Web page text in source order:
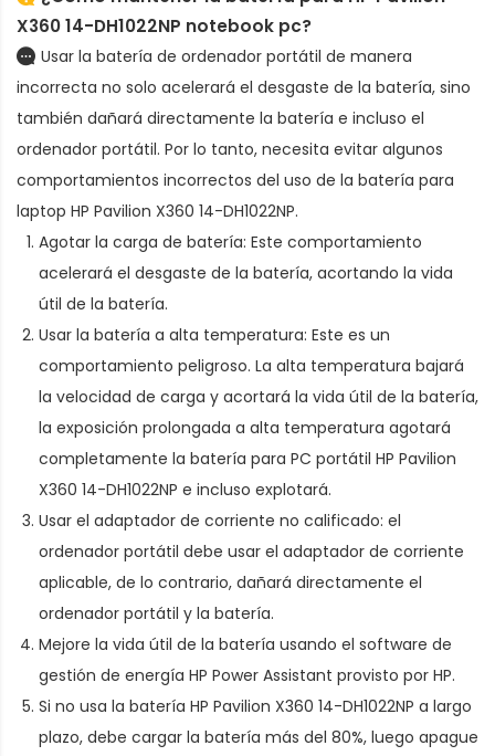
X360 14-DH1022NP notebook pc?
Usar la batería de ordenador portátil de manera
incorrecta no solo acelerará el desgaste de la batería, sino
también dañará directamente la batería e incluso el
ordenador portátil. Por lo tanto, necesita evitar algunos
comportamientos incorrectos del uso de la batería para
laptop HP Pavilion X360 14-DH1022NP.
Agotar la carga de batería: Este comportamiento
acelerará el desgaste de la batería, acortando la vida
útil de la batería.
Usar la batería a alta temperatura: Este es un
comportamiento peligroso. La alta temperatura bajará
la velocidad de carga y acortará la vida útil de la batería,
la exposición prolongada a alta temperatura agotará
completamente la batería para PC portátil HP Pavilion
X360 14-DH1022NP e incluso explotará.
Usar el adaptador de corriente no calificado: el
ordenador portátil debe usar el adaptador de corriente
aplicable, de lo contrario, dañará directamente el
ordenador portátil y la batería.
Mejore la vida útil de la batería usando el software de
gestión de energía HP Power Assistant provisto por HP.
Si no usa la batería HP Pavilion X360 14-DH1022NP a largo
plazo, debe cargar la batería más del 80%, luego apague